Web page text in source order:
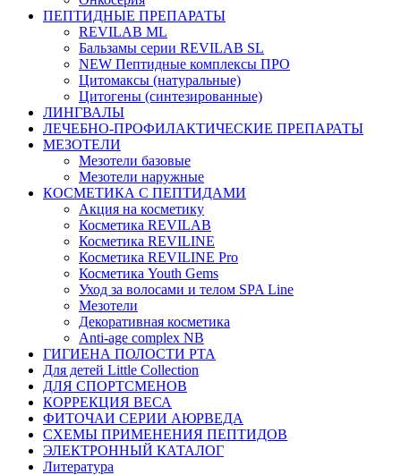
ПЕПТИДНЫЕ ПРЕПАРАТЫ
REVILAB ML
Бальзамы серии REVILAB SL
NEW Пептидные комплексы ПРО
Цитомаксы (натуральные)
Цитогены (синтезированные)
ЛИНГВАЛЫ
ЛЕЧЕБНО-ПРОФИЛАКТИЧЕСКИЕ ПРЕПАРАТЫ
МЕЗОТЕЛИ
Мезотели базовые
Мезотели наружные
КОСМЕТИКА С ПЕПТИДАМИ
Акция на косметику
Косметика REVILAB
Косметика REVILINE
Косметика REVILINE Pro
Косметика Youth Gems
Уход за волосами и телом SPA Line
Мезотели
Декоративная косметика
Anti-age complex NB
ГИГИЕНА ПОЛОСТИ РТА
Для детей Little Collection
ДЛЯ СПОРТСМЕНОВ
КОРРЕКЦИЯ ВЕСА
ФИТОЧАИ СЕРИИ АЮРВЕДА
СХЕМЫ ПРИМЕНЕНИЯ ПЕПТИДОВ
ЭЛЕКТРОННЫЙ КАТАЛОГ
Литература